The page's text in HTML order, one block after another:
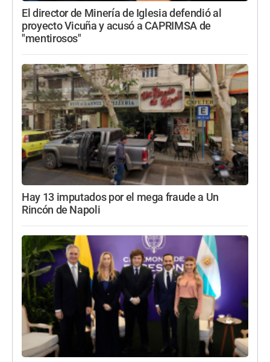
El director de Minería de Iglesia defendió al
proyecto Vicuña y acusó a CAPRIMSA de
"mentirosos"
Hay 13 imputados por el mega fraude a Un
Rincón de Napoli